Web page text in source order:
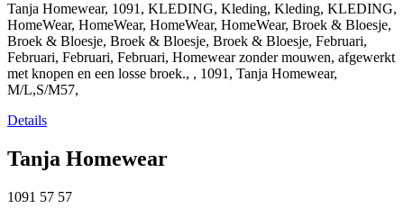
Tanja Homewear, 1091, KLEDING, Kleding, Kleding, KLEDING,
HomeWear, HomeWear, HomeWear, HomeWear, Broek & Bloesje,
Broek & Bloesje, Broek & Bloesje, Broek & Bloesje, Februari,
Februari, Februari, Februari, Homewear zonder mouwen, afgewerkt
met knopen en een losse broek., , 1091, Tanja Homewear,
M/L,S/M57,
Details
Tanja Homewear
1091 57 57